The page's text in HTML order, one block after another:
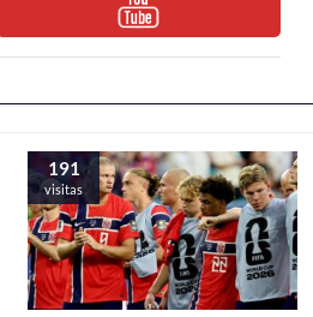
191
visitas